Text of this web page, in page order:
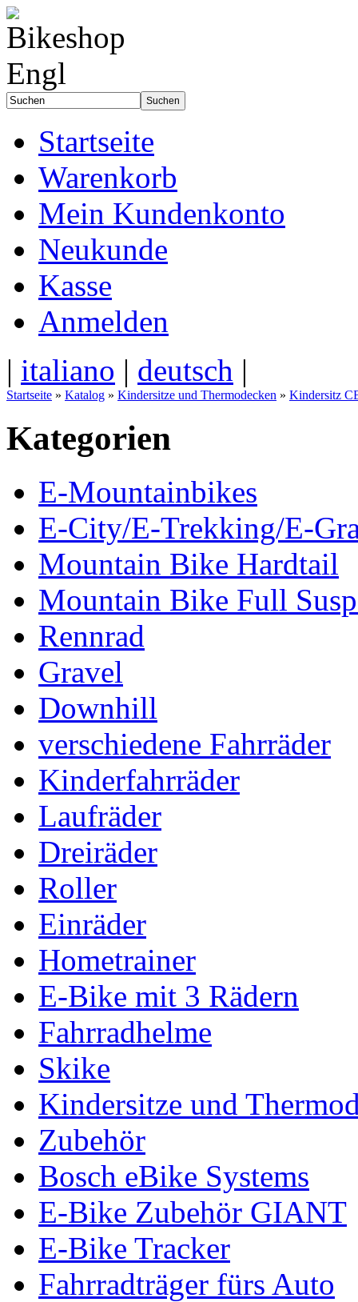
Startseite
Warenkorb
Mein Kundenkonto
Neukunde
Kasse
Anmelden
| italiano | deutsch |
Startseite » Katalog » Kindersitze und Thermodecken » Kindersitz
Kategorien
E-Mountainbikes
E-City/E-Trekking/E-
Mountain Bike Hardtail
Mountain Bike Full
Rennrad
Gravel
Downhill
verschiedene Fahrräder
Kinderfahrräder
Laufräder
Dreiräder
Roller
Einräder
Hometrainer
E-Bike mit 3 Rädern
Fahrradhelme
Skike
Kindersitze und
Zubehör
Bosch eBike Systems
E-Bike Zubehör GIANT
E-Bike Tracker
Fahrradträger fürs Auto